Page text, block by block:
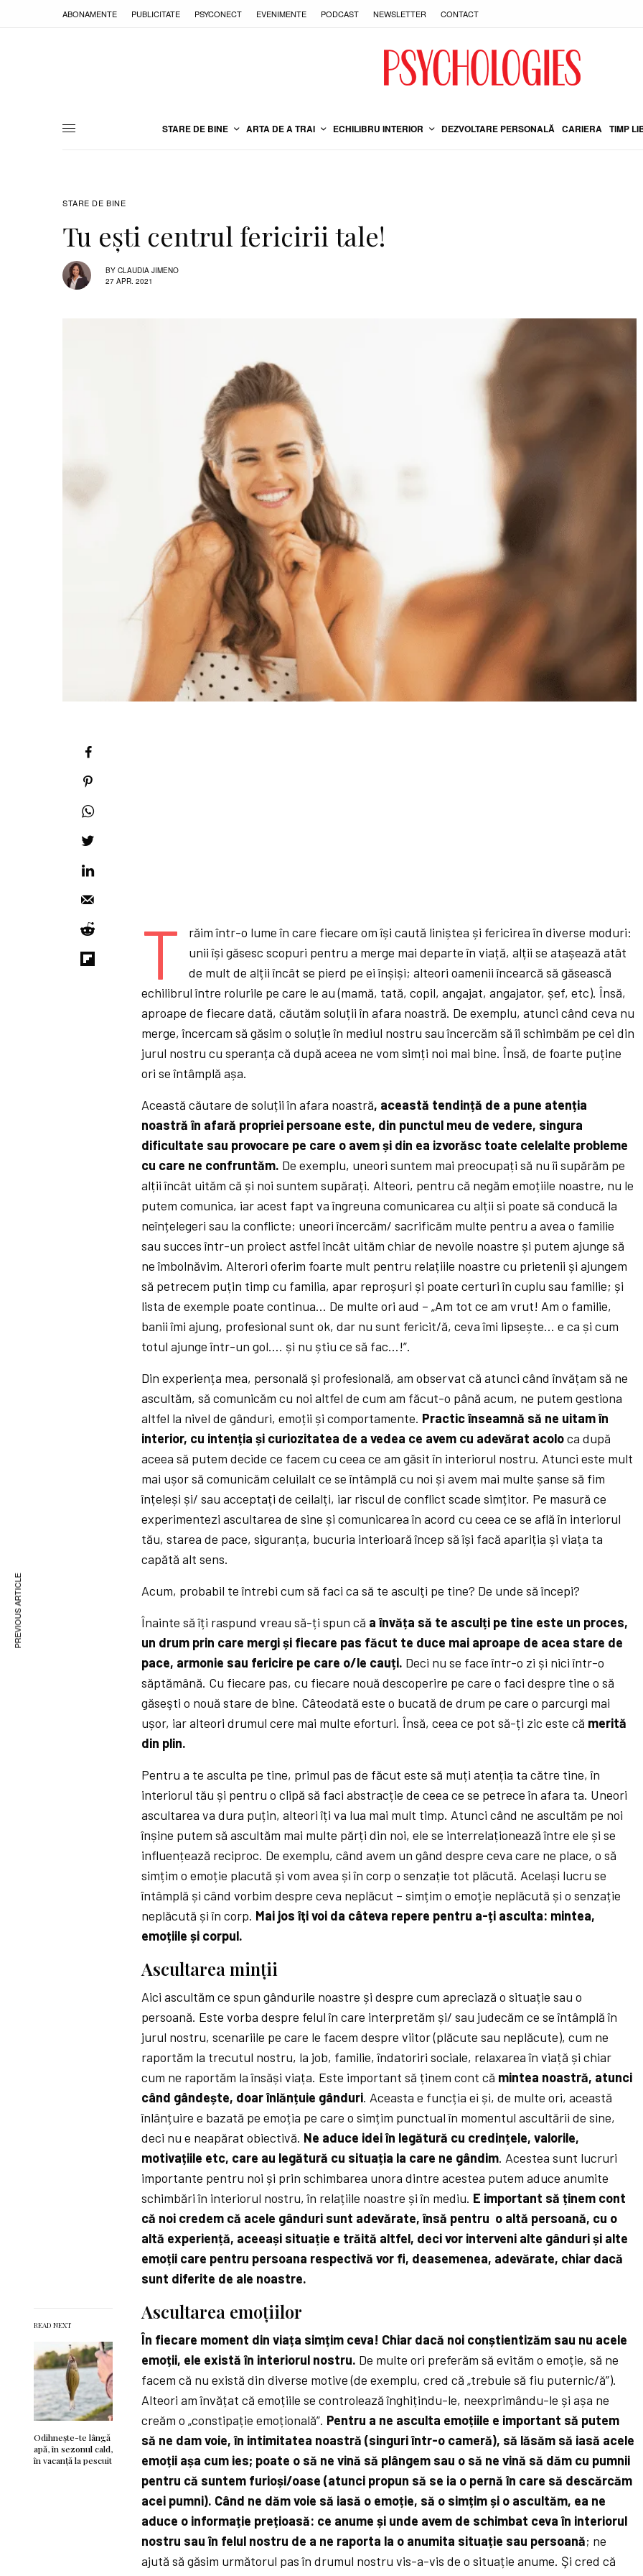
ABONAMENTE PUBLICITATE PSYCONECT EVENIMENTE PODCAST NEWSLETTER CONTACT
STARE DE BINE ARTA DE A TRAI ECHILIBRU INTERIOR DEZVOLTARE PERSONALĂ CARIERA TIMP
STARE DE BINE
Tu ești centrul fericirii tale!
BY CLAUDIA JIMENO
27 APR. 2021
READ NEXT
Odihnește-te lângă
apă, în sezonul cald,
în vacanță la pescuit
T
răim într-o lume în care fiecare om își caută liniștea și fericirea în diverse moduri:
unii își găsesc scopuri pentru a merge mai departe în viață, alții se atașează atât
de mult de alții încât se pierd pe ei înșiși; alteori oamenii încearcă să găsească
echilibrul între rolurile pe care le au (mamă, tată, copil, angajat, angajator, șef, etc). Însă,
aproape de fiecare dată, căutăm soluții în afara noastră. De exemplu, atunci când ceva nu
merge, încercam să găsim o soluție în mediul nostru sau încercăm să îi schimbăm pe cei din
jurul nostru cu speranța că după aceea ne vom simți noi mai bine. Însă, de foarte puține
ori se întâmplă așa.
Această căutare de soluții în afara noastră, această tendință de a pune atenția
noastră în afară propriei persoane este, din punctul meu de vedere, singura
dificultate sau provocare pe care o avem și din ea izvorăsc toate celelalte probleme
cu care ne confruntăm. De exemplu, uneori suntem mai preocupați să nu îi supărăm pe
alții încât uităm că și noi suntem supărați. Alteori, pentru că negăm emoțiile noastre, nu le
putem comunica, iar acest fapt va îngreuna comunicarea cu alții si poate să conducă la
neînțelegeri sau la conflicte; uneori încercăm/ sacrificăm multe pentru a avea o familie
sau succes într-un proiect astfel încât uităm chiar de nevoile noastre și putem ajunge să
ne îmbolnăvim. Alterori oferim foarte mult pentru relațiile noastre cu prietenii și ajungem
să petrecem puțin timp cu familia, apar reproșuri și poate certuri în cuplu sau familie; și
lista de exemple poate continua… De multe ori aud – „Am tot ce am vrut! Am o familie,
banii îmi ajung, profesional sunt ok, dar nu sunt fericit/ă, ceva îmi lipsește… e ca și cum
totul ajunge într-un gol…. și nu știu ce să fac…!”.
Din experiența mea, personală și profesională, am observat că atunci când învățam să ne
ascultăm, să comunicăm cu noi altfel de cum am făcut-o până acum, ne putem gestiona
altfel la nivel de gânduri, emoții și comportamente. Practic înseamnă să ne uitam în
interior, cu intenția și curiozitatea de a vedea ce avem cu adevărat acoloca după
aceea să putem decide ce facem cu ceea ce am găsit în interiorul nostru. Atunci este mult
mai ușor să comunicăm celuilalt ce se întâmplă cu noi și avem mai multe șanse să fim
înțeleși și/ sau acceptați de ceilalți, iar riscul de conflict scade simțitor. Pe masură ce
experimentezi ascultarea de sine și comunicarea în acord cu ceea ce se află în interiorul
tău, starea de pace, siguranța, bucuria interioară încep să își facă apariția și viața ta
capătă alt sens.
Acum, probabil te întrebi cum să faci ca să te asculţi pe tine? De unde să începi?
Înainte să îți raspund vreau să-ți spun că a învăța să te asculți pe tine este un proces,
un drum prin care mergi și fiecare pas făcut te duce mai aproape de acea stare de
pace, armonie sau fericire pe care o/le cauți. Deci nu se face într-o zi și nici într-o
săptămână. Cu fiecare pas, cu fiecare nouă descoperire pe care o faci despre tine o să
găseşti o nouă stare de bine. Câteodată este o bucată de drum pe care o parcurgi mai
ușor, iar alteori drumul cere mai multe eforturi. Însă, ceea ce pot să-ți zic este că merită
din plin.
Pentru a te asculta pe tine, primul pas de făcut este să muți atenția ta către tine, în
interiorul tău și pentru o clipă să faci abstracție de ceea ce se petrece în afara ta. Uneori
ascultarea va dura puțin, alteori îți va lua mai mult timp. Atunci când ne ascultăm pe noi
înșine putem să ascultăm mai multe părți din noi, ele se interrelaționează între ele și se
influențează reciproc. De exemplu, când avem un gând despre ceva care ne place, o să
simțim o emoție placută și vom avea și în corp o senzație tot plăcută. Același lucru se
întâmplă și când vorbim despre ceva neplăcut – simțim o emoție neplăcută și o senzație
neplăcută și în corp. Mai jos îţi voi da câteva repere pentru a-ți asculta: mintea,
emoțiile și corpul.
Ascultarea minții
Aici ascultăm ce spun gândurile noastre și despre cum apreciază o situație sau o
persoană. Este vorba despre felul în care interpretăm și/ sau judecăm ce se întâmplă în
jurul nostru, scenariile pe care le facem despre viitor (plăcute sau neplăcute), cum ne
raportăm la trecutul nostru, la job, familie, îndatoriri sociale, relaxarea în viață și chiar
cum ne raportăm la însăși viața. Este important să ținem cont că mintea noastră, atunci
când gândește, doar înlănțuie gânduri. Aceasta e funcția ei și, de multe ori, această
înlânțuire e bazată pe emoția pe care o simțim punctual în momentul ascultării de sine,
deci nu e neapărat obiectivă. Ne aduce idei în legătură cu credințele, valorile,
motivațiile etc, care au legătură cu situația la care ne gândim. Acestea sunt lucruri
importante pentru noi și prin schimbarea unora dintre acestea putem aduce anumite
schimbări în interiorul nostru, în relațiile noastre și în mediu. E important să ținem cont
că noi credem că acele gânduri sunt adevărate, însă pentru o altă persoană, cu o
altă experiență, aceeași situație e trăită altfel, deci vor interveni alte gânduri și alte
emoții care pentru persoana respectivă vor fi, deasemenea, adevărate, chiar dacă
sunt diferite de ale noastre.
Ascultarea emoțiilor
În fiecare moment din viața simțim ceva! Chiar dacă noi conștientizăm sau nu acele
emoții, ele există în interiorul nostru. De multe ori preferăm să evităm o emoție, să ne
facem că nu există din diverse motive (de exemplu, cred că „trebuie să fiu puternic/ă”).
Alteori am învățat că emoțiile se controlează înghițindu-le, neexprimându-le și așa ne
creăm o „constipație emoțională”. Pentru a ne asculta emoțiile e important să putem
să ne dam voie, în intimitatea noastră (singuri într-o cameră), să lăsăm să iasă acele
emoții așa cum ies; poate o să ne vină să plângem sau o să ne vină să dăm cu pumnii
pentru că suntem furioși/oase (atunci propun să se ia o pernă în care să descărcăm
acei pumni). Când ne dăm voie să iasă o emoție, să o simțim și o ascultăm, ea ne
aduce o informație prețioasă: ce anume și unde avem de schimbat ceva în interiorul
nostru sau în felul nostru de a ne raporta la o anumita situație sau persoană; ne
ajută să găsim următorul pas în drumul nostru vis-a-vis de o situație anume. Şi cred că
PREVIOUS ARTICLE